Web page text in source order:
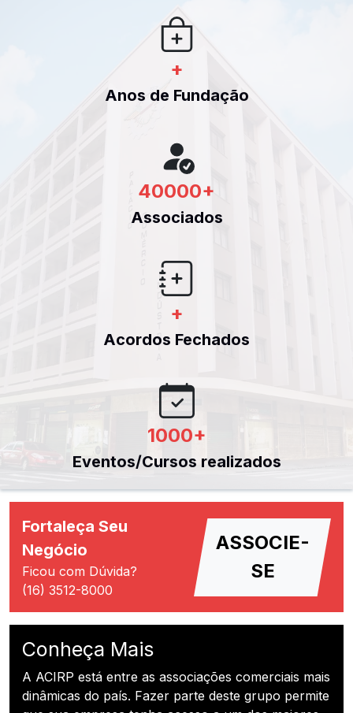
+
Anos de Fundação
40000+
Associados
+
Acordos Fechados
1000+
Eventos/Cursos realizados
Fortaleça Seu
Negócio
Ficou com Dúvida?
(16) 3512-8000
ASSOCIE-
SE
Conheça Mais
A ACIRP está entre as associações comerciais mais
dinâmicas do país. Fazer parte deste grupo permite